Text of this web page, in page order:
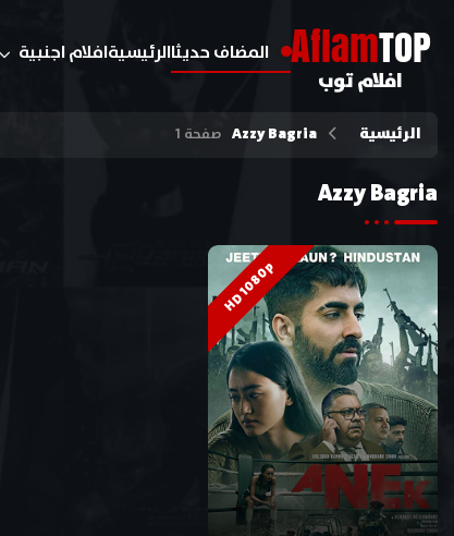
AflamTOP
افلام توب
المضاف حديثاالرئيسيةافلام اجنبية
الرئيسية Azzy Bagria صفحة 1
Azzy Bagria
HD 1080p